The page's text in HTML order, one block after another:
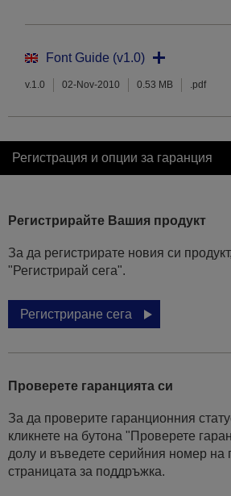
Font Guide (v1.0)
v.1.0 02-Nov-2010 0.53 MB .pdf
Регистрация и опции за гаранция
Регистрирайте Вашия продукт
За да регистрирате новия си
"Регистрирай сега".
Регистриране сега
Проверете гаранцията си
За да проверите гаранционния
кликнете на бутона "Проверете
долу и въведете серийния номер на
страницата за поддръжка.